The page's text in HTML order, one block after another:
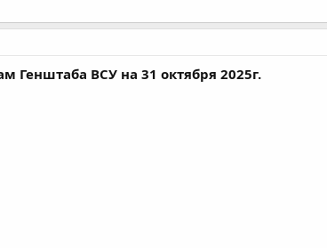
Генштаба ВСУ на 31 октября 2025г.